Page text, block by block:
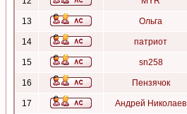
13 Ольга
14 патриот
15 sn258
16 Пензячок
17 Андрей Николаев